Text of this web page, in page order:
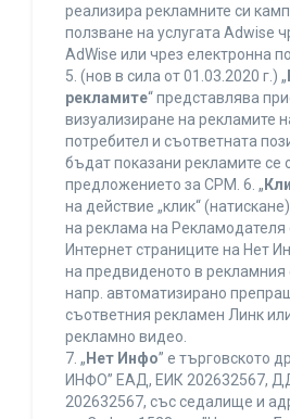
реализира рекламните си
ползване на услугата Adwise
AdWise или чрез електронна
5. (нов в сила от 01.03.2020 г.) „
рекламите“ представлява
визуализиране на рекламите
потребител и съответната
бъдат показани рекламите се
предложението за CPM. 6. „
на действие „клик“
на реклама на Рекламодателя
Интернет страниците на Нет
на предвиденото в
напр. автоматизирано
съответния рекламен Линк
рекламно видео.
7. „ Нет Инфо” е търговското
ИНФО” ЕАД, ЕИК 202632567,
202632567, със седалище и